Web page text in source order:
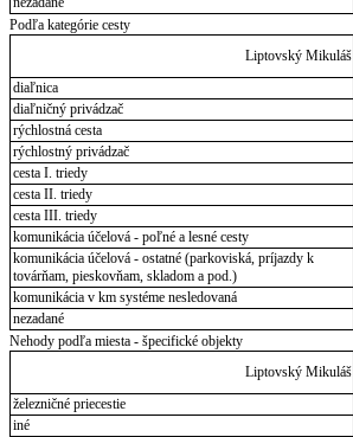
Podľa kategórie cesty
Liptovský Mikuláš
diaľnica
diaľničný privádzač
rýchlostná cesta
rýchlostný privádzač
cesta I. triedy
cesta II. triedy
cesta III. triedy
komunikácia účelová - poľné a lesné cesty
komunikácia účelová - ostatné (parkoviská, príjazdy k
továrňam, pieskovňam, skladom a pod.)
komunikácia v km systéme nesledovaná
nezadané
Nehody podľa miesta - špecifické objekty
Liptovský Mikuláš
železničné priecestie
iné